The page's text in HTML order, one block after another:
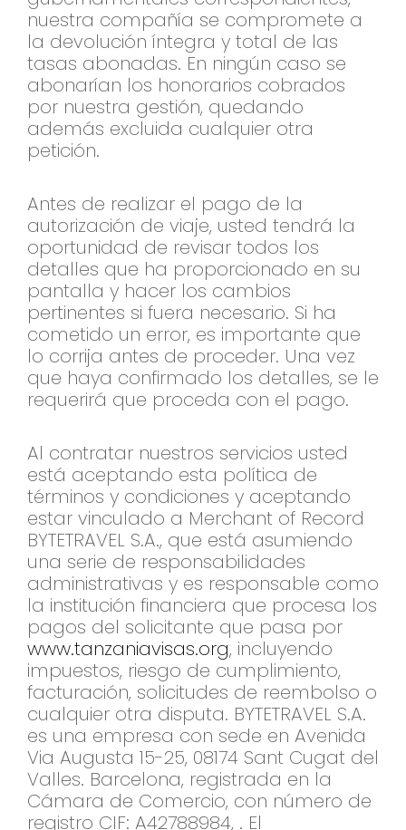
nuestra compañía se compromete a
la devolución íntegra y total de las
tasas abonadas. En ningún caso se
abonarían los honorarios cobrados
por nuestra gestión, quedando
además excluida cualquier otra
petición.
Antes de realizar el pago de la
autorización de viaje, usted tendrá la
oportunidad de revisar todos los
detalles que ha proporcionado en su
pantalla y hacer los cambios
pertinentes si fuera necesario. Si ha
cometido un error, es importante que
lo corrija antes de proceder. Una vez
que haya confirmado los detalles, se le
requerirá que proceda con el pago.
Al contratar nuestros servicios usted
está aceptando esta política de
términos y condiciones y aceptando
estar vinculado a Merchant of Record
BYTETRAVEL S.A., que está asumiendo
una serie de responsabilidades
administrativas y es responsable como
la institución financiera que procesa los
pagos del solicitante que pasa por
www.tanzaniavisas.org, incluyendo
impuestos, riesgo de cumplimiento,
facturación, solicitudes de reembolso o
cualquier otra disputa. BYTETRAVEL S.A.
es una empresa con sede en Avenida
Via Augusta 15-25, 08174 Sant Cugat del
Valles. Barcelona, registrada en la
Cámara de Comercio, con número de
registro CIF: A42788984, . El